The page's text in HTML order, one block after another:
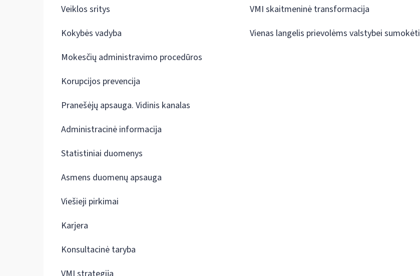
Veiklos sritys
Kokybės vadyba
Mokesčių administravimo procedūros
Korupcijos prevencija
Pranešėjų apsauga. Vidinis kanalas
Administracinė informacija
Statistiniai duomenys
Asmens duomenų apsauga
Viešieji pirkimai
Karjera
Konsultacinė taryba
VMI skaitmeninė transformacija
Vienas langelis prievolėms valstybei sumokėti